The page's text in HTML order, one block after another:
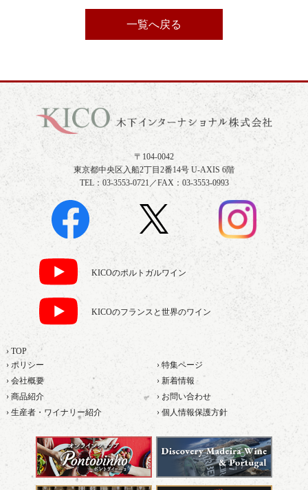
一覧へ戻る
〒104-0042
東京都中央区入船2丁目2番14号 U-AXIS 6階
TEL：03-3553-0721／FAX：03-3553-0993
KICOのポルトガルワイン
KICOのフランスと世界のワイン
› TOP
› ポリシー
› 特集ページ
› 会社概要
› 新着情報
› 商品紹介
› お問い合わせ
› 生産者・ワイナリー紹介
› 個人情報保護方針